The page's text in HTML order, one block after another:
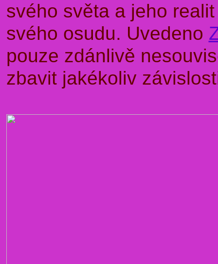
svého světa a jeho
svého osudu. Uvedeno
pouze zdánlivě
zbavit jakékoliv